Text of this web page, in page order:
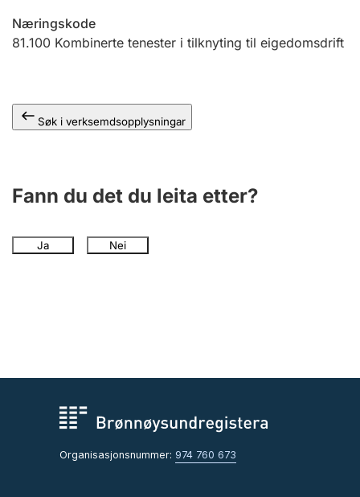
Andre tema
Næringskode
81.100 Kombinerte tenester i tilknyting til eigedomsdrift
Søk i verksemdsopplysningar
Fann du det du leita etter?
Ja Nei
Organisasjonsnummer: 974 760 673